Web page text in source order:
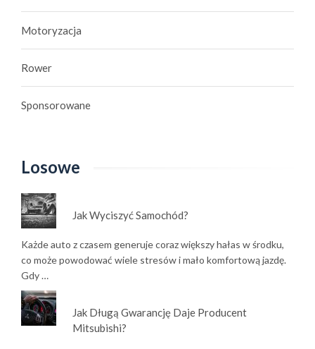
Motoryzacja
Rower
Sponsorowane
Losowe
Jak Wyciszyć Samochód?
Każde auto z czasem generuje coraz większy hałas w środku,
co może powodować wiele stresów i mało komfortową jazdę.
Gdy …
Jak Długą Gwarancję Daje Producent
Mitsubishi?